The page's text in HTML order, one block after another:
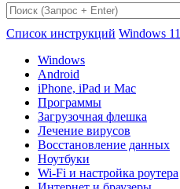
Список инструкций Windows 11
Windows
Android
iPhone, iPad и Mac
Программы
Загрузочная флешка
Лечение вирусов
Восстановление данных
Ноутбуки
Wi-Fi и настройка роутера